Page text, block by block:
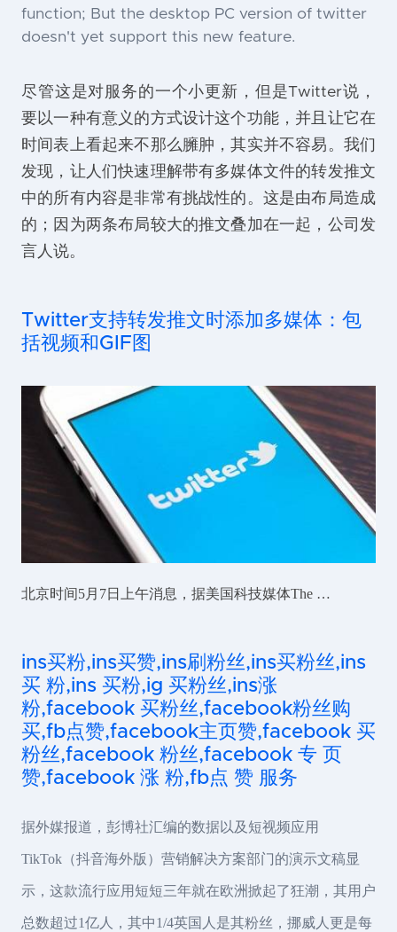
function; But the desktop PC version of twitter
doesn't yet support this new feature.
尽管这是对服务的一个小更新，但是Twitter说，
要以一种有意义的方式设计这个功能，并且让它在
时间表上看起来不那么臃肿，其实并不容易。我们
发现，让人们快速理解带有多媒体文件的转发推文
中的所有内容是非常有挑战性的。这是由布局造成
的；因为两条布局较大的推文叠加在一起，公司发
言人说。
Twitter支持转发推文时添加多媒体：包
括视频和GIF图
北京时间5月7日上午消息，据美国科技媒体The …
ins买粉,ins买赞,ins刷粉丝,ins买粉丝,ins
买 粉,ins 买粉,ig 买粉丝,ins涨
粉,facebook 买粉丝,facebook粉丝购
买,fb点赞,facebook主页赞,facebook 买
粉丝,facebook 粉丝,facebook 专 页
赞,facebook 涨 粉,fb点 赞 服务
据外媒报道，彭博社汇编的数据以及短视频应用
TikTok（抖音海外版）营销解决方案部门的演示文稿显
示，这款流行应用短短三年就在欧洲掀起了狂潮，其用户
总数超过1亿人，其中1/4英国人是其粉丝，挪威人更是每